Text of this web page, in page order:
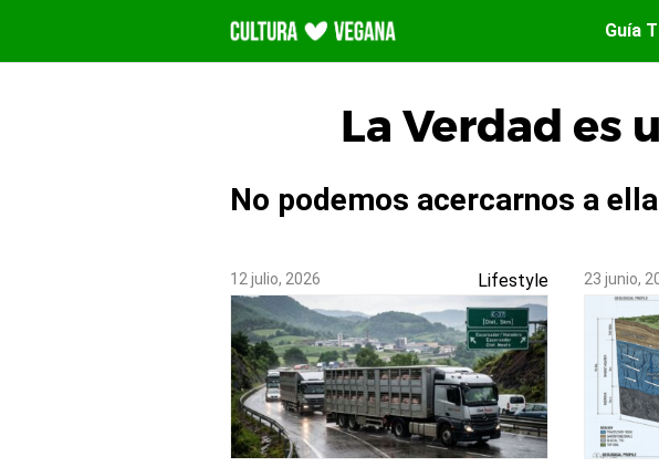
contenido
Guía
La Verdad es
No podemos acercarnos a
12 julio, 2026 Lifestyle 23 junio,